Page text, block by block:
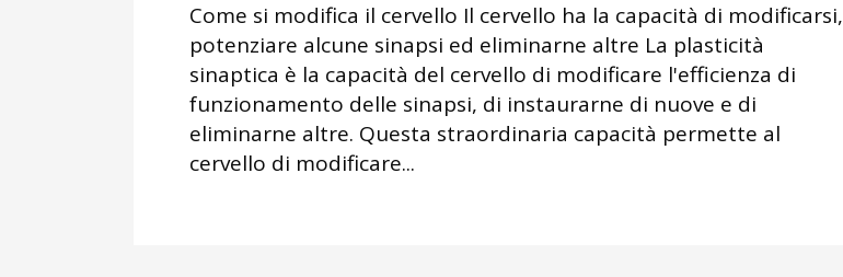
Come si modifica il cervello Il cervello ha la capacità di modificarsi,
potenziare alcune sinapsi ed eliminarne altre La plasticità
sinaptica è la capacità del cervello di modificare l'efficienza di
funzionamento delle sinapsi, di instaurarne di nuove e di
eliminarne altre. Questa straordinaria capacità permette al
cervello di modificare...